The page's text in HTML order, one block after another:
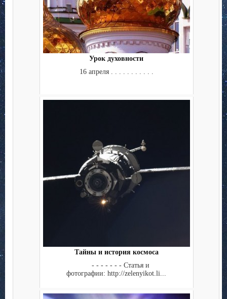
Урок духовности
16 апреля . . . . . . . . . . .
Тайны и история космоса
- - - - - - - Статья и
фотографии: http://zelenyikot.li...